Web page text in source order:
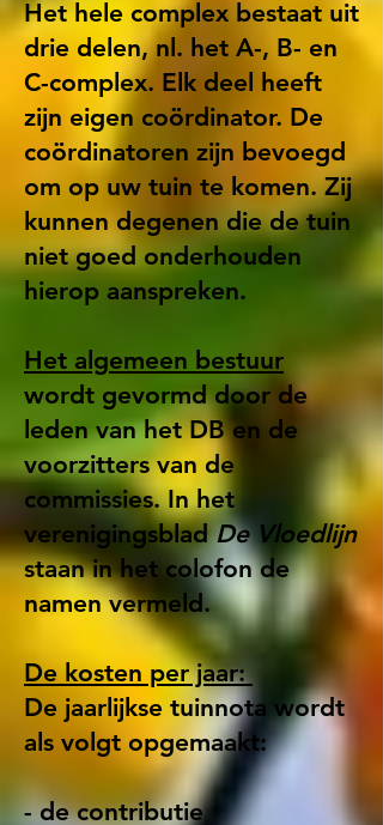
Het hele complex bestaat uit
drie delen, nl. het A-, B- en
C-complex. Elk deel heeft
zijn eigen coördinator. De
coördinatoren zijn bevoegd
om op uw tuin te komen. Zij
kunnen degenen die de tuin
niet goed onderhouden
hierop aanspreken.
Het algemeen bestuur
wordt gevormd door de
leden van het DB en de
voorzitters van de
commissies. In het
verenigingsbladDe Vloedlijn
staan in het colofon de
namen vermeld.
De kosten per jaar:
De jaarlijkse tuinnota wordt
als volgt opgemaakt:
- de contributie